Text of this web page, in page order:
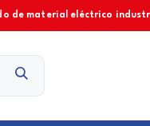
de material eléctrico